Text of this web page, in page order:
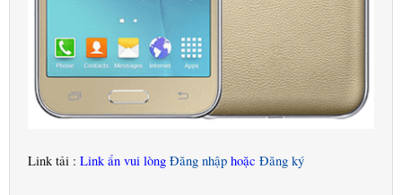
Link tải : Link ẩn vui lòng Đăng nhập hoặc Đăng ký